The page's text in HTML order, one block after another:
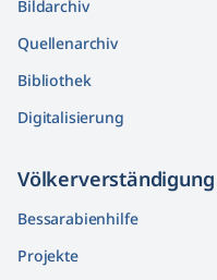
Bildarchiv
Quellenarchiv
Bibliothek
Digitalisierung
Völkerver­ständigung
Bessarabienhilfe
Projekte